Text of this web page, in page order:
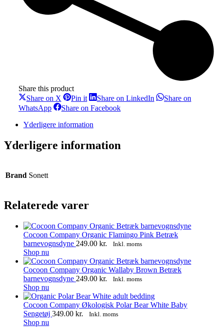
Share this product
Share on X Share
on
X
Pin itShare
on
Pinterest
Share on LinkedIn ShareShare on
WhatsAppShare
WhatsApp
Share on FacebookShare
Yderligere information
Yderligere information
Brand Sonett
Relaterede varer
Cocoon Company Organic Flamingo Pink Betræk
barnevognsdyne 249.00 kr. Inkl. moms
Shop nu
Cocoon Company Organic Wallaby Brown Betræk
barnevognsdyne 249.00 kr. Inkl. moms
Shop nu
Cocoon Company Økologisk Polar Bear White Baby
Sengetøj 349.00 kr. Inkl. moms
Shop nu